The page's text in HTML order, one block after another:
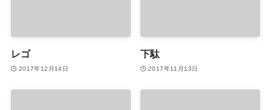
レゴ
2017年12月14日
下駄
2017年11月13日